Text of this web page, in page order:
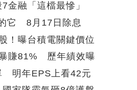
金融「這檔最慘」
它 8月17日除息
！曝台積電關鍵價位
賺81% 歷年績效曝
明年EPS上看42元